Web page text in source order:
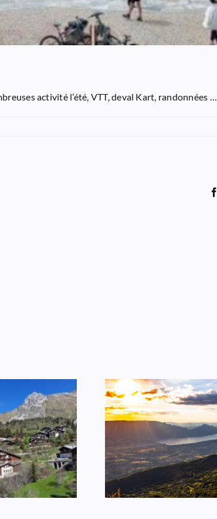
activité l’été, VTT, deval Kart, randonnées …